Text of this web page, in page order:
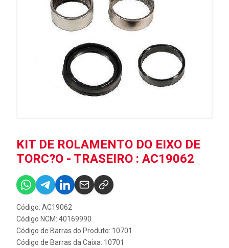
KIT DE ROLAMENTO DO EIXO DE
TORC?O - TRASEIRO : AC19062
Código: AC19062
Código NCM: 40169990
Código de Barras do Produto: 10701
Código de Barras da Caixa: 10701